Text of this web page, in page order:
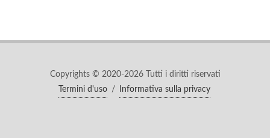
Copyrights © 2020-2026 Tutti i diritti riservati
Termini d'uso
/ Informativa sulla privacy